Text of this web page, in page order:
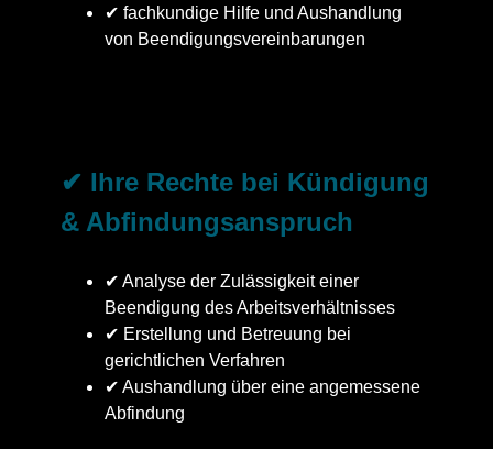
✔ fachkundige Hilfe und Aushandlung
von Beendigungsvereinbarungen
✔ Ihre Rechte bei Kündigung
& Abfindungsanspruch
✔ Analyse der Zulässigkeit einer
Beendigung des Arbeitsverhältnisses
✔ Erstellung und Betreuung bei
gerichtlichen Verfahren
✔ Aushandlung über eine angemessene
Abfindung